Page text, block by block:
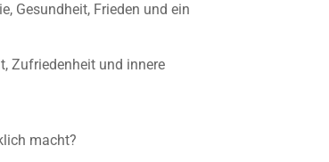
Gesundheit, Frieden und ein
Zufriedenheit und innere
macht?